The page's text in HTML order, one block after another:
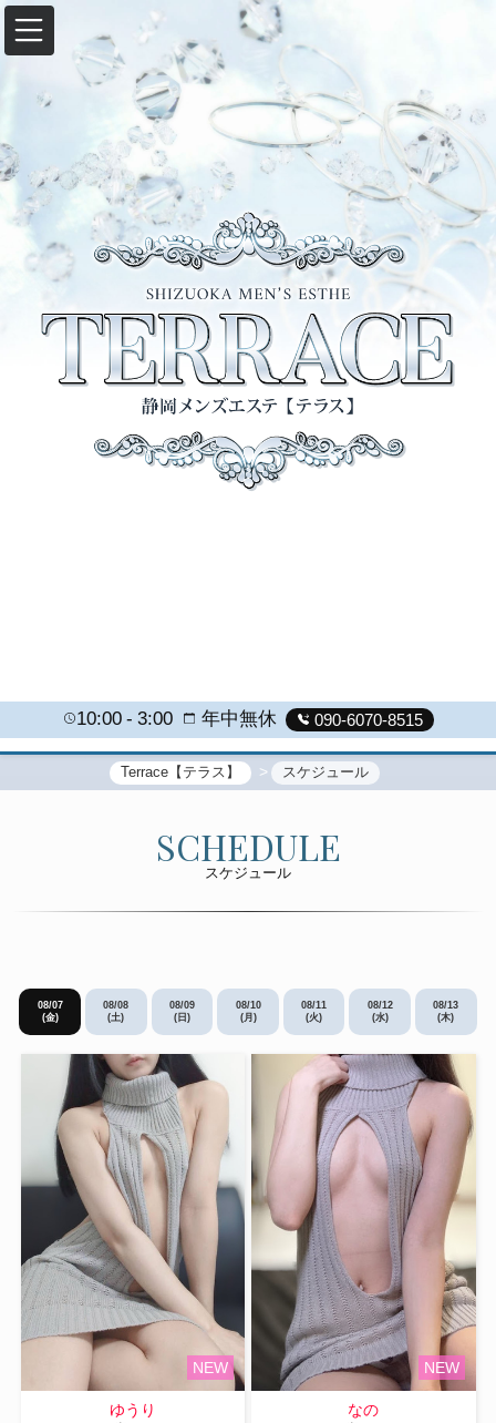
10:00 3:00 年中無休 090-6070-8515
Terrace【テラス】 スケジュール
SCHEDULE
スケジュール
08/07
(金)
08/08
(土)
08/09
(日)
08/10
(月)
08/11
(火)
08/12
(水)
08/13
(木)
NEW
ゆうり
NEW
なの